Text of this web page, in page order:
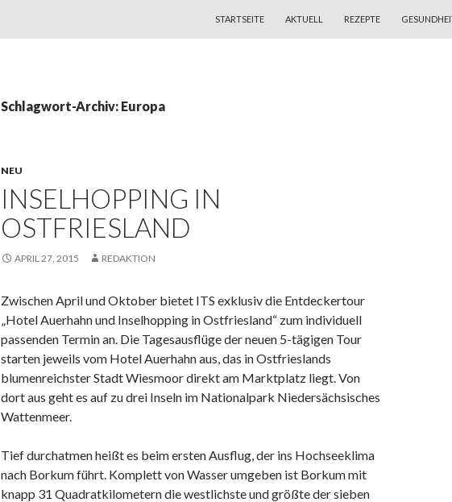
STARTSEITE
AKTUELL REZEPTE
Schlagwort-Archiv: Europa
NEU
INSELHOPPING IN
OSTFRIESLAND
APRIL 27, 2015 REDAKTION
Zwischen April und Oktober bietet ITS exklusiv die Entdeckertour
„Hotel Auerhahn und Inselhopping in Ostfriesland“ zum individuell
passenden Termin an. Die Tagesausflüge der neuen 5-tägigen Tour
starten jeweils vom Hotel Auerhahn aus, das in Ostfrieslands
blumenreichster Stadt Wiesmoor direkt am Marktplatz liegt. Von
dort aus geht es auf zu drei Inseln im Nationalpark Niedersächsisches
Wattenmeer.
Tief durchatmen heißt es beim ersten Ausflug, der ins Hochseeklima
nach Borkum führt. Komplett von Wasser umgeben ist Borkum mit
knapp 31 Quadratkilometern die westlichste und größte der sieben